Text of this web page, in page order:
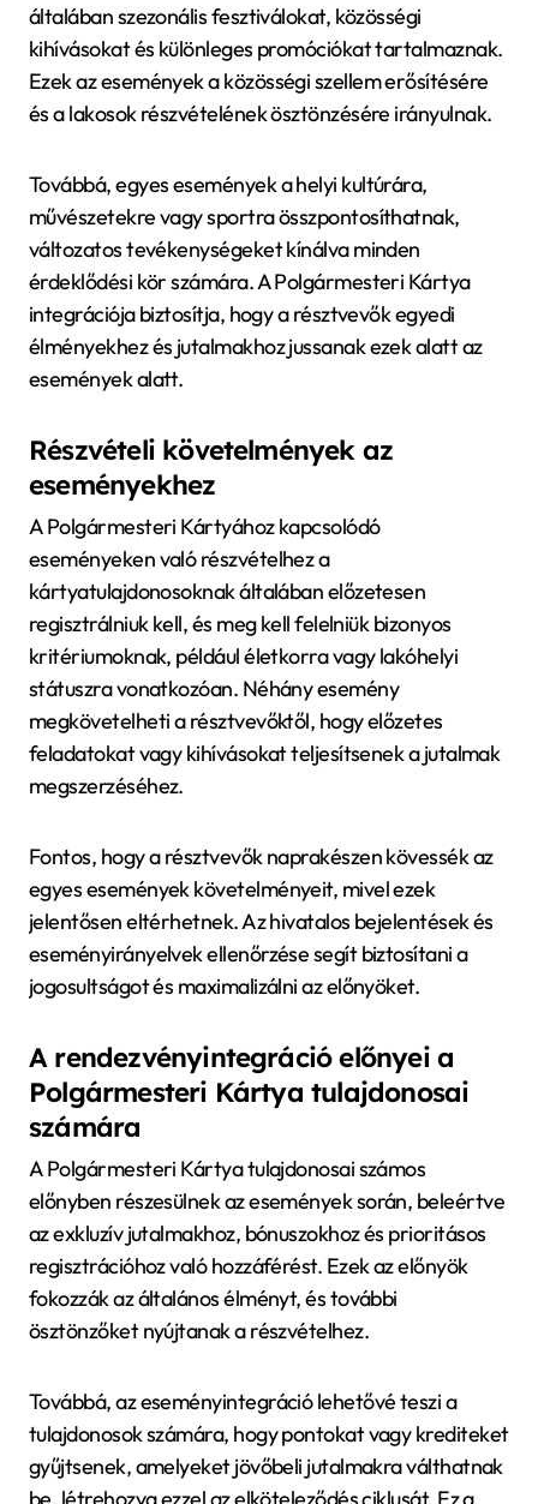
általában szezonális fesztiválokat, közösségi
kihívásokat és különleges promóciókat tartalmaznak.
Ezek az események a közösségi szellem erősítésére
és a lakosok részvételének ösztönzésére irányulnak.
Továbbá, egyes események a helyi kultúrára,
művészetekre vagy sportra összpontosíthatnak,
változatos tevékenységeket kínálva minden
érdeklődési kör számára. A Polgármesteri Kártya
integrációja biztosítja, hogy a résztvevők egyedi
élményekhez és jutalmakhoz jussanak ezek alatt az
események alatt.
Részvételi követelmények az
eseményekhez
A Polgármesteri Kártyához kapcsolódó
eseményeken való részvételhez a
kártyatulajdonosoknak általában előzetesen
regisztrálniuk kell, és meg kell felelniük bizonyos
kritériumoknak, például életkorra vagy lakóhelyi
státuszra vonatkozóan. Néhány esemény
megkövetelheti a résztvevőktől, hogy előzetes
feladatokat vagy kihívásokat teljesítsenek a jutalmak
megszerzéséhez.
Fontos, hogy a résztvevők naprakészen kövessék az
egyes események követelményeit, mivel ezek
jelentősen eltérhetnek. Az hivatalos bejelentések és
eseményirányelvek ellenőrzése segít biztosítani a
jogosultságot és maximalizálni az előnyöket.
A rendezvényintegráció előnyei a
Polgármesteri Kártya tulajdonosai
számára
A Polgármesteri Kártya tulajdonosai számos
előnyben részesülnek az események során, beleértve
az exkluzív jutalmakhoz, bónuszokhoz és prioritásos
regisztrációhoz való hozzáférést. Ezek az előnyök
fokozzák az általános élményt, és további
ösztönzőket nyújtanak a részvételhez.
Továbbá, az eseményintegráció lehetővé teszi a
tulajdonosok számára, hogy pontokat vagy krediteket
gyűjtsenek, amelyeket jövőbeli jutalmakra válthatnak